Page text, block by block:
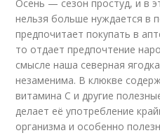
Осень — сезон простуд, и в
нельзя больше нуждается в
предпочитает покупать в
то отдает предпочтение
смысле наша северная
незаменима. В клюкве
витамина С и другие
делает её употребление
организма и особенно